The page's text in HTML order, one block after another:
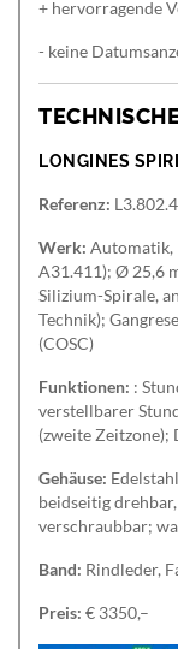
+ hervorragende
- keine
LONGINES
Referenz:
Werk: Automatik,
A31.411); Ø 25,6
Silizium-Spirale,
Technik);
(COSC)
Funktionen: :
verstellbarer
(zweite Zeitzone);
Gehäuse:
beidseitig
verschraubbar;
Band: Rindleder,
Preis: € 3350,–